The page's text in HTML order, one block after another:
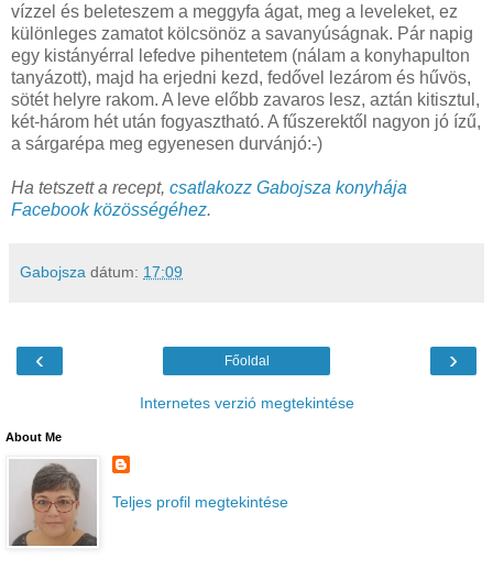
vízzel és beleteszem a meggyfa ágat, meg a leveleket, ez
különleges zamatot kölcsönöz a savanyúságnak. Pár napig
egy kistányérral lefedve pihentetem (nálam a konyhapulton
tanyázott), majd ha erjedni kezd, fedővel lezárom és hűvös,
sötét helyre rakom. A leve előbb zavaros lesz, aztán kitisztul,
két-három hét után fogyasztható. A fűszerektől nagyon jó ízű,
a sárgarépa meg egyenesen durvánjó:-)
Ha tetszett a recept, csatlakozz Gabojsza konyhája
Facebook közösségéhez.
Gabojsza dátum: 17:09
‹ ›
Főoldal
Internetes verzió megtekintése
About Me
Teljes profil megtekintése